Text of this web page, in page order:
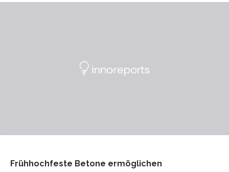
Frühhochfeste Betone ermöglichen